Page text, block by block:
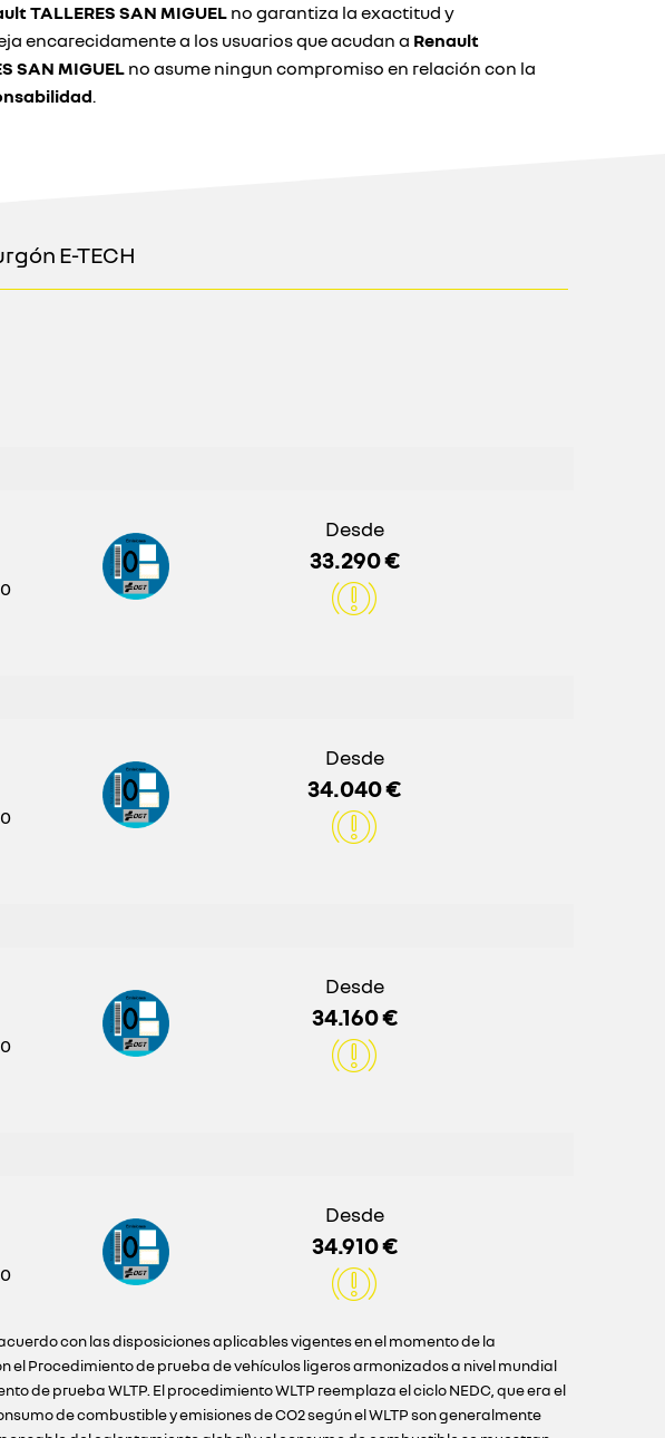
TALLERES SAN MIGUEL no garantiza la exactitud y
encarecidamente a los usuarios que acudan a Renault
SAN MIGUELno asume ningun compromiso en relación con la
.
E-TECH
Desde
33.290 €
Desde
34.040 €
Desde
34.160 €
Desde
34.910 €
con las disposiciones aplicables vigentes en el momento de la
el Procedimiento de prueba de vehículos ligeros armonizados a nivel mundial
de prueba WLTP. El procedimiento WLTP reemplaza el ciclo NEDC, que era el
de combustible y emisiones de CO2 según el WLTP son generalmente